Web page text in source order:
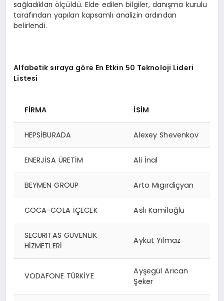
sağladıkları ölçüldü. Elde edilen bilgiler, danışma kurulu
tarafından yapılan kapsamlı analizin ardından
belirlendi.
Alfabetik sıraya göre En Etkin 50 Teknoloji Lideri
Listesi
FİRMA İSİM
HEPSİBURADA Alexey Shevenkov
ENERJİSA ÜRETİM Ali İnal
BEYMEN GROUP Arto Mıgırdiçyan
COCA-COLA İÇECEK Aslı Kamiloğlu
SECURITAS GÜVENLİK
HİZMETLERİ
Aykut Yılmaz
VODAFONE TÜRKİYE
Ayşegül Arıcan
Şeker